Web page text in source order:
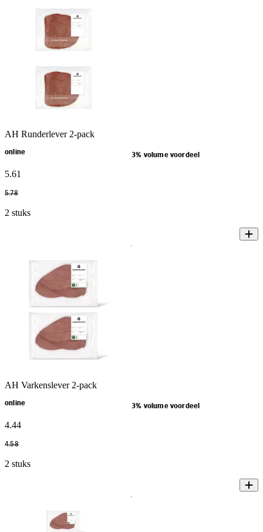
AH Runderlever 2-pack
online 3% volume voordeel
5.61
5.78
2 stuks
AH Varkenslever 2-pack
online 3% volume voordeel
4.44
4.58
2 stuks